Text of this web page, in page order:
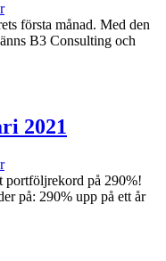
första månad. Med den
B3 Consulting och
2021
portföljrekord på 290%!
på: 290% upp på ett år